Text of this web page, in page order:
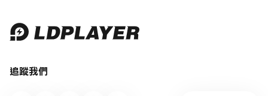
追蹤我們